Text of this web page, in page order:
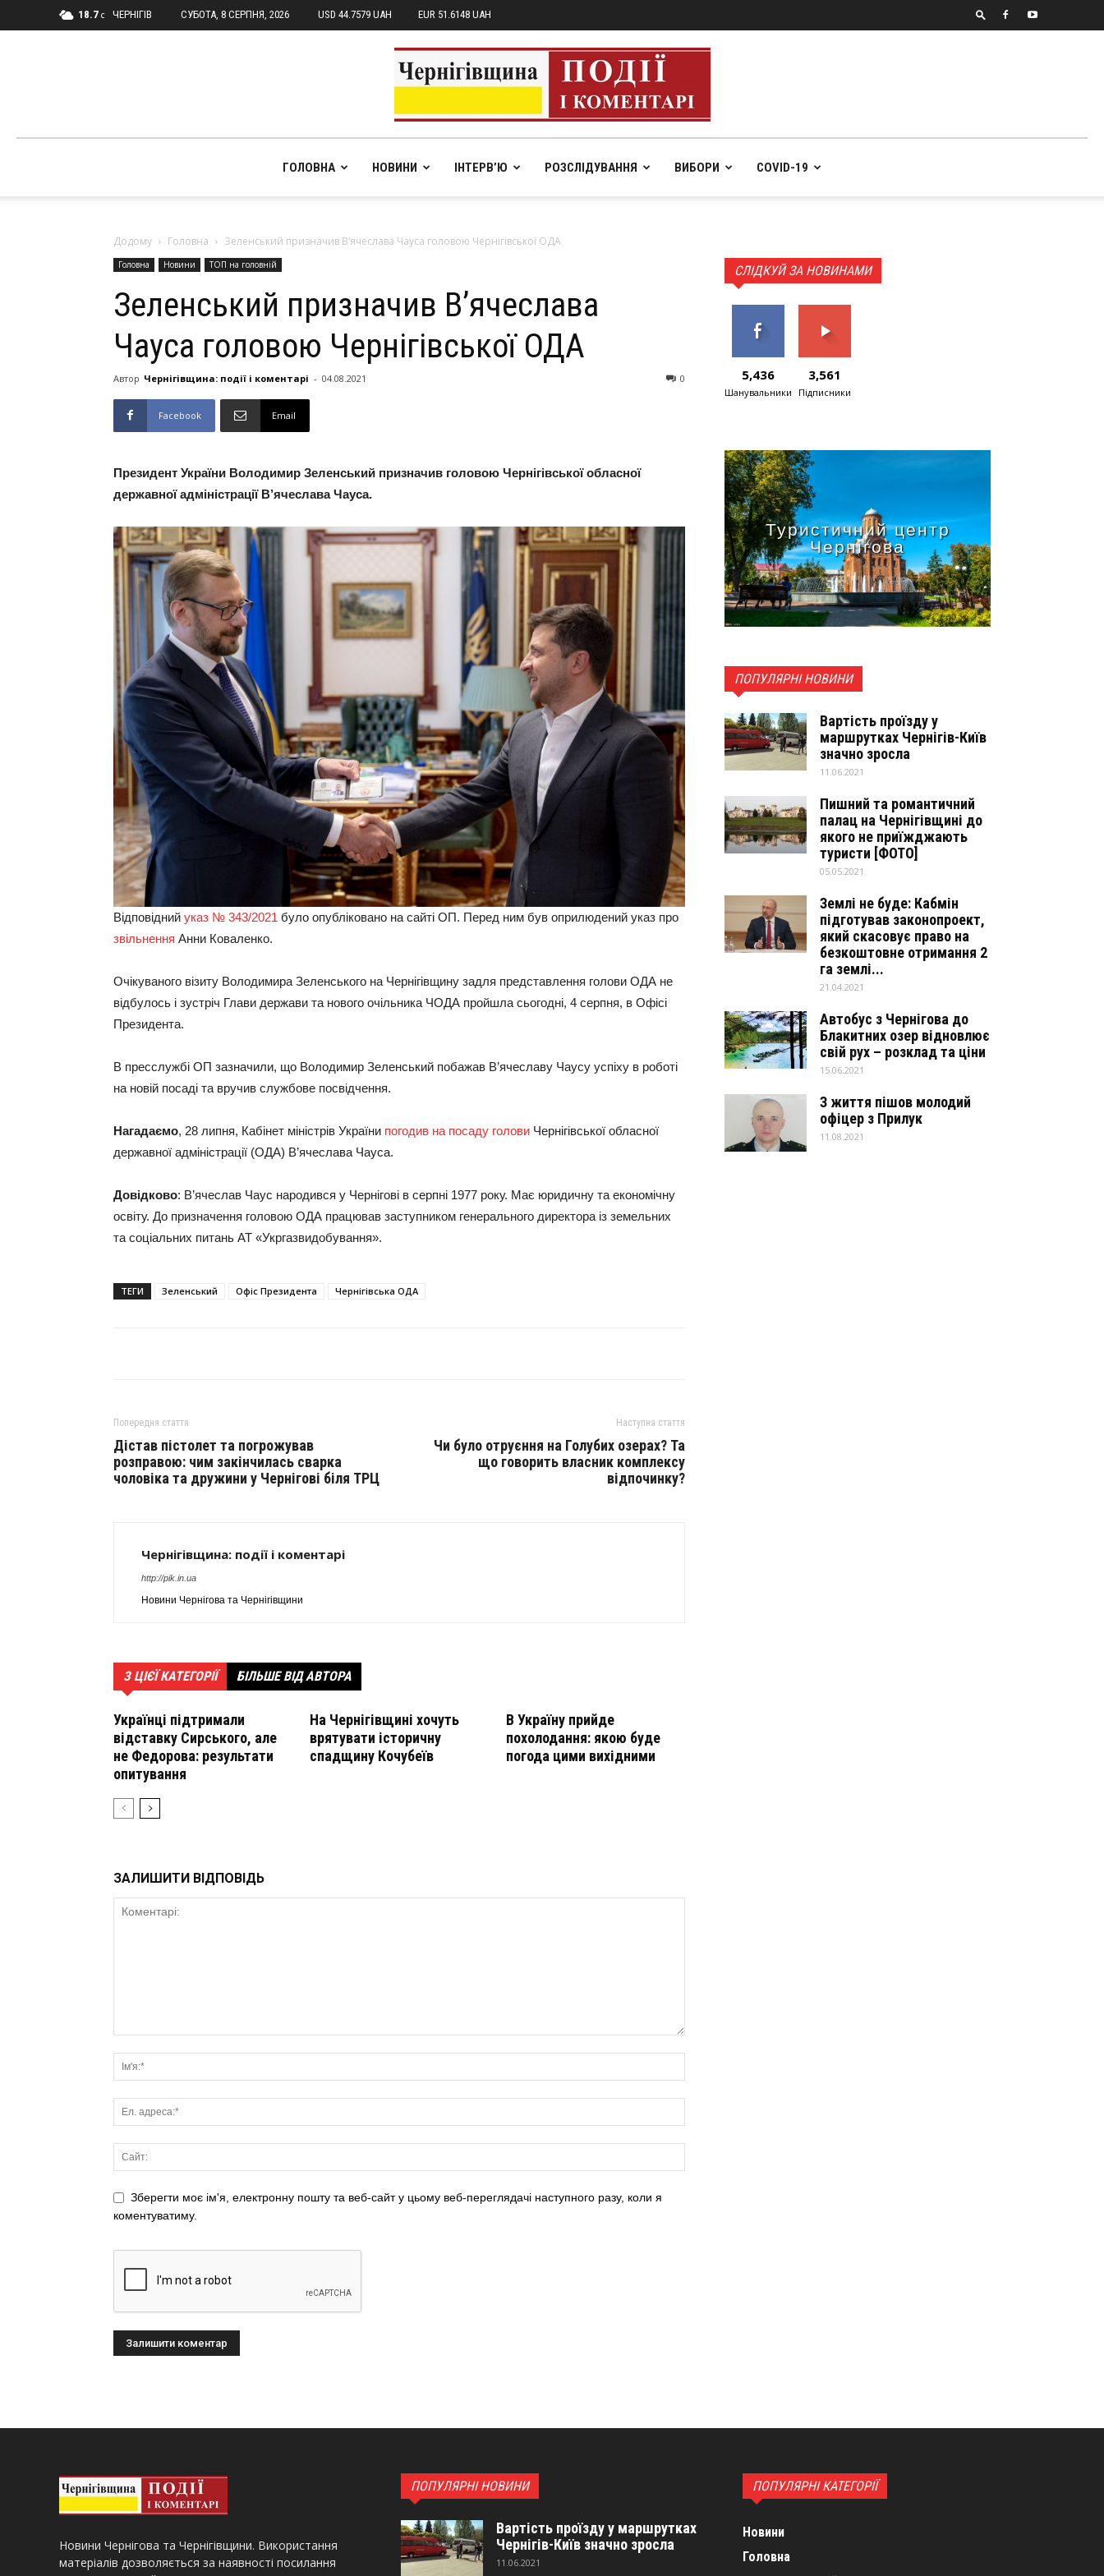
18.7 C ЧЕРНІГІВ СУБОТА, 8 СЕРПНЯ, 2026 USD 44.7579 UAH EUR 51.6148 UAH
pik.in.ua
ГОЛОВНА НОВИНИ ІНТЕРВ’Ю РОЗСЛІДУВАННЯ ВИБОРИ COVID-19
Додому Головна Зеленський призначив В’ячеслава Чауса головою Чернігівської ОДА
Головна Новини ТОП на головній
Зеленський призначив В’ячеслава
Чауса головою Чернігівської ОДА
Автор Чернігівщина: події і коментарі - 04.08.2021 0
Facebook Email
Президент України Володимир Зеленський призначив головою Чернігівської обласної
державної адміністрації В’ячеслава Чауса.
Відповідний указ № 343/2021 було опубліковано на сайті ОП. Перед ним був оприлюдений указ про
звільнення Анни Коваленко.
Очікуваного візиту Володимира Зеленського на Чернігівщину задля представлення голови ОДА не
відбулось і зустріч Глави держави та нового очільника ЧОДА пройшла сьогодні, 4 серпня, в Офісі
Президента.
В пресслужбі ОП зазначили, що Володимир Зеленський побажав В’ячеславу Чаусу успіху в роботі
на новій посаді та вручив службове посвідчення.
Нагадаємо, 28 липня, Кабінет міністрів України погодив на посаду голови Чернігівської обласної
державної адміністрації (ОДА) В’ячеслава Чауса.
Довідково: В’ячеслав Чаус народився у Чернігові в серпні 1977 року. Має юридичну та економічну
освіту. До призначення головою ОДА працював заступником генерального директора із земельних
та соціальних питань АТ «Укргазвидобування».
ТЕГИ Зеленський Офіс Президента Чернігівська ОДА
Попередня стаття
Дістав пістолет та погрожував
розправою: чим закінчилась сварка
чоловіка та дружини у Чернігові біля ТРЦ
Наступна стаття
Чи було отруєння на Голубих озерах? Та
що говорить власник комплексу
відпочинку?
Чернігівщина: події і коментарі
http://pik.in.ua
Новини Чернігова та Чернігівщини
З ЦІЄЇ КАТЕГОРІЇ БІЛЬШЕ ВІД АВТОРА
Українці підтримали
відставку Сирського, але
не Федорова: результати
опитування
На Чернігівщині хочуть
врятувати історичну
спадщину Кочубеїв
В Україну прийде
похолодання: якою буде
погода цими вихідними
ЗАЛИШИТИ ВІДПОВІДЬ
Зберегти моє ім'я, електронну пошту та веб-сайт у цьому веб-переглядачі наступного разу, коли я
коментуватиму.
СЛІДКУЙ ЗА НОВИНАМИ
5,436
Шанувальники
3,561
Підписники
Туристичний центр
Чернігова
ПОПУЛЯРНІ НОВИНИ
Вартість проїзду у
маршрутках Чернігів-Київ
значно зросла
11.06.2021
Пишний та романтичний
палац на Чернігівщині до
якого не приїжджають
туристи [ФОТО]
05.05.2021
Землі не буде: Кабмін
підготував законопроект,
який скасовує право на
безкоштовне отримання 2
га землі...
21.04.2021
Автобус з Чернігова до
Блакитних озер відновлює
свій рух – розклад та ціни
15.06.2021
З життя пішов молодий
офіцер з Прилук
11.08.2021
Новини Чернігова та Чернігівщини. Використання
матеріалів дозволяється за наявності посилання
ПОПУЛЯРНІ НОВИНИ
Вартість проїзду у маршрутках
Чернігів-Київ значно зросла
11.06.2021
ПОПУЛЯРНІ КАТЕГОРІЇ
Новини
Головна